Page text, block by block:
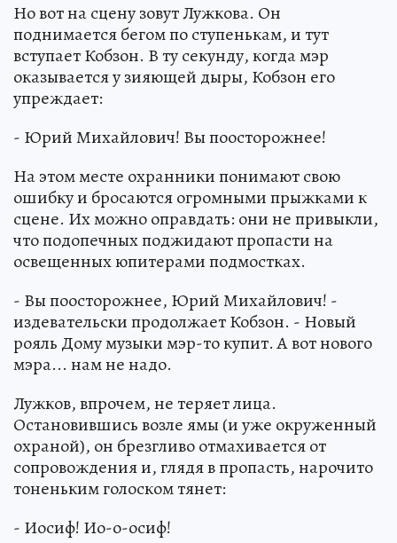
Но вот на сцену зовут Лужкова. Он
поднимается бегом по ступенькам, и тут
вступает Кобзон. В ту секунду, когда мэр
оказывается у зияющей дыры, Кобзон его
упреждает:
- Юрий Михайлович! Вы поосторожнее!
На этом месте охранники понимают свою
ошибку и бросаются огромными прыжками к
сцене. Их можно оправдать: они не привыкли,
что подопечных поджидают пропасти на
освещенных юпитерами подмостках.
- Вы поосторожнее, Юрий Михайлович! -
издевательски продолжает Кобзон. - Новый
рояль Дому музыки мэр-то купит. А вот нового
мэра... нам не надо.
Лужков, впрочем, не теряет лица.
Остановившись возле ямы (и уже окруженный
охраной), он брезгливо отмахивается от
сопровождения и, глядя в пропасть, нарочито
тоненьким голоском тянет:
- Иосиф! Ио-о-осиф!